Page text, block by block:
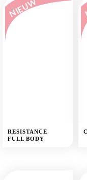
NIEUW
RESISTANCE
FULL BODY